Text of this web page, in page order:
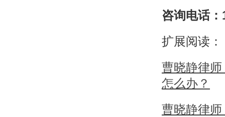
咨询电话
扩展阅读：
曹晓静律
怎么办？
曹晓静律